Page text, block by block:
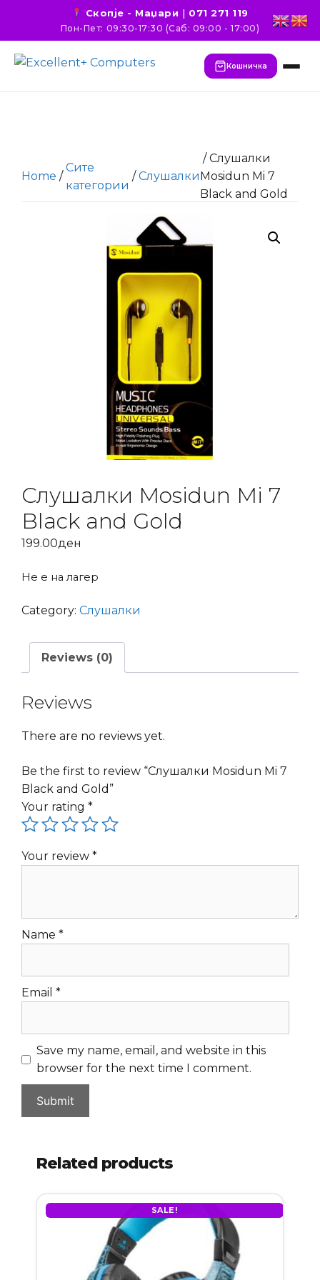
Скопје - Маџари | 071 271 119
Пон-Пет: 09:30-17:30 (Саб: 09:00 - 17:00)
Кошничка
Home /
Сите
категории
/Слушалки
/ Слушалки
Mosidun Mi 7
Black and Gold
Слушалки Mosidun Mi 7
Black and Gold
199.00ден
Не е на лагер
Category: Слушалки
Reviews (0)
Reviews
There are no reviews yet.
Be the first to review “Слушалки Mosidun Mi 7
Black and Gold”
Your rating *
Your review *
Name *
Email *
Save my name, email, and website in this
browser for the next time I comment.
Related products
SALE!